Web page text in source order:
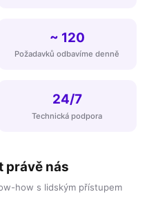
~ 120
Požadavků odbavíme denně
24/7
Technická podpora
právě nás
how s lidským přístupem